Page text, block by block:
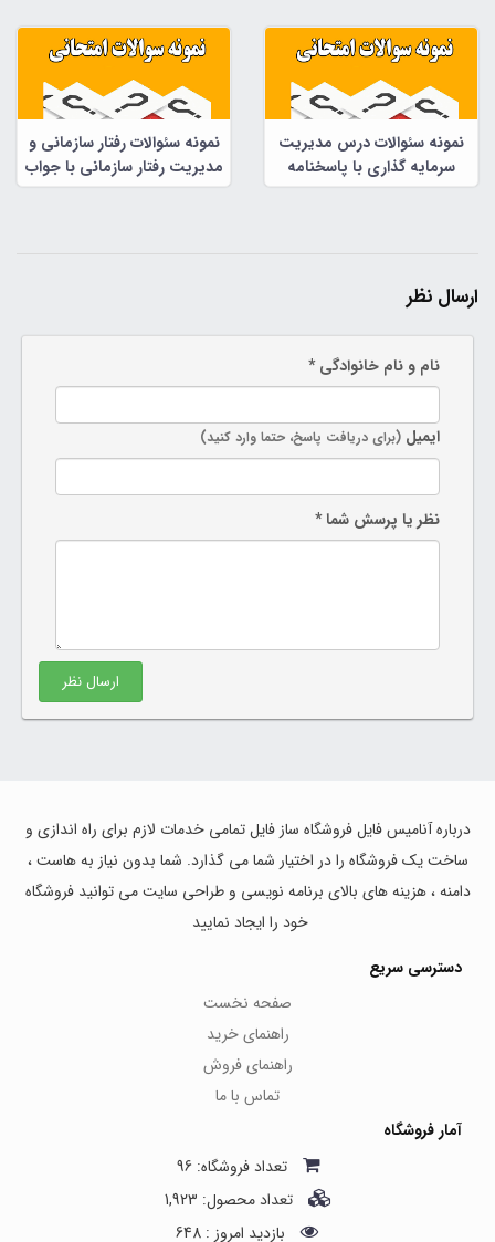
نمونه سئوالات درس مدیریت
سرمایه گذاری با پاسخنامه
نمونه سئوالات رفتار سازمانی و
مدیریت رفتار سازمانی با جواب
ارسال نظر
نام و نام خانوادگی *
ایمیل (برای دریافت پاسخ، حتما وارد کنید)
نظر یا پرسش شما *
ارسال نظر
درباره آنامیس فایل فروشگاه ساز فایل تمامی خدمات لازم برای راه اندازی و
ساخت یک فروشگاه را در اختیار شما می گذارد. شما بدون نیاز به هاست ،
دامنه ، هزینه های بالای برنامه نویسی و طراحی سایت می توانید فروشگاه
خود را ایجاد نمایید
دسترسی سریع
صفحه نخست
راهنمای خرید
راهنمای فروش
تماس با ما
آمار فروشگاه
تعداد فروشگاه: 96
تعداد محصول: 1,923
بازدید امروز : 648